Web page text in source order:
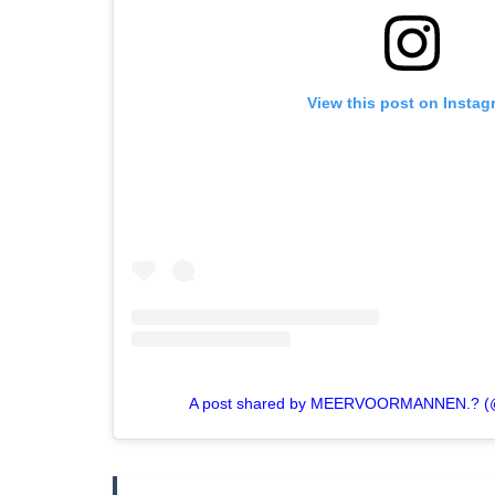
View this post on
A post shared by MEERVOORMANNEN.?